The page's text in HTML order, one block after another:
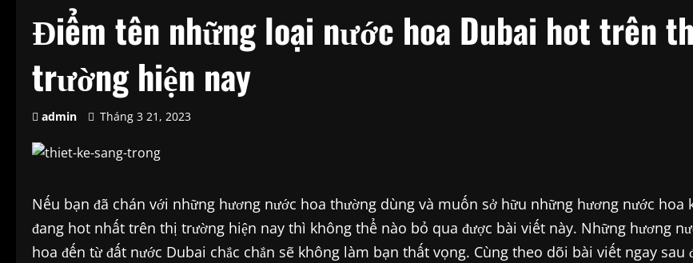
Điểm tên những loại nước hoa Dubai hot trên
trường hiện nay
admin Tháng 3 21, 2023
Nếu bạn đã chán với những hương nước hoa thường dùng và muốn sở hữu những hương nước hoa
đang hot nhất trên thị trường hiện nay thì không thể nào bỏ qua được bài viết này. Những hương
hoa đến từ đất nước Dubai chắc chắn sẽ không làm bạn thất vọng. Cùng theo dõi bài viết ngay sau